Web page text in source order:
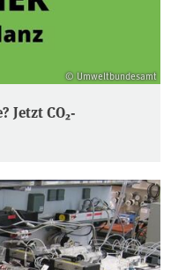
© Umweltbundesamt
Jetzt CO₂-